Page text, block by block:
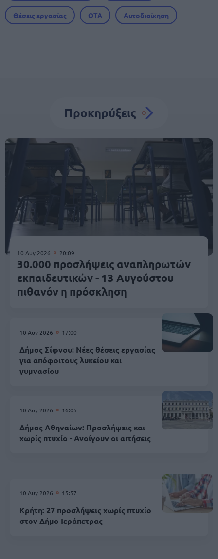
Θέσεις εργασίας ΟΤΑ Αυτοδιοίκηση
Προκηρύξεις
10 Αυγ 2026 20:09
30.000 προσλήψεις αναπληρωτών
εκπαιδευτικών - 13 Αυγούστου
πιθανόν η πρόσκληση
10 Αυγ 2026 17:00
Δήμος Σίφνου: Νέες θέσεις εργασίας
για απόφοιτους λυκείου και
γυμνασίου
10 Αυγ 2026 16:05
Δήμος Αθηναίων: Προσλήψεις και
χωρίς πτυχίο - Ανοίγουν οι αιτήσεις
10 Αυγ 2026 15:57
Κρήτη: 27 προσλήψεις χωρίς πτυχίο
στον Δήμο Ιεράπετρας